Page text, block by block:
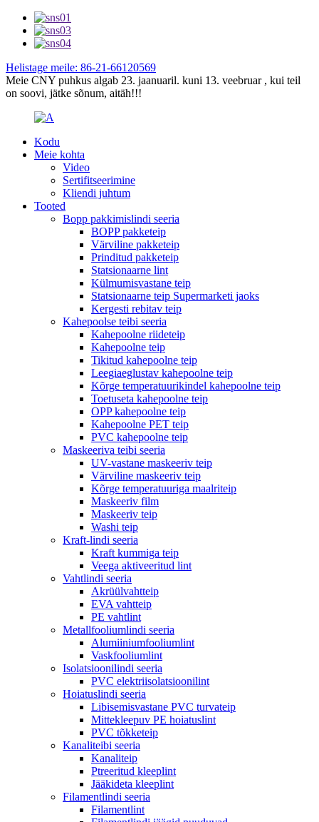
Helistage meile: 86-21-66120569
Meie CNY puhkus algab 23. jaanuaril. kuni 13. veebruar , kui teil
on soovi, jätke sõnum, aitäh!!!
Kodu
Meie kohta
Video
Sertifitseerimine
Kliendi juhtum
Tooted
Bopp pakkimislindi seeria
BOPP pakketeip
Värviline pakketeip
Prinditud pakketeip
Statsionaarne lint
Külmumisvastane teip
Statsionaarne teip Supermarketi jaoks
Kergesti rebitav teip
Kahepoolse teibi seeria
Kahepoolne riideteip
Kahepoolne teip
Tikitud kahepoolne teip
Leegiaeglustav kahepoolne teip
Kõrge temperatuurikindel kahepoolne teip
Toetuseta kahepoolne teip
OPP kahepoolne teip
Kahepoolne PET teip
PVC kahepoolne teip
Maskeeriva teibi seeria
UV-vastane maskeeriv teip
Värviline maskeeriv teip
Kõrge temperatuuriga maalriteip
Maskeeriv film
Maskeeriv teip
Washi teip
Kraft-lindi seeria
Kraft kummiga teip
Veega aktiveeritud lint
Vahtlindi seeria
Akrüülvahtteip
EVA vahtteip
PE vahtlint
Metallfooliumlindi seeria
Alumiiniumfooliumlint
Vaskfooliumlint
Isolatsioonilindi seeria
PVC elektriisolatsioonilint
Hoiatuslindi seeria
Libisemisvastane PVC turvateip
Mittekleepuv PE hoiatuslint
PVC tõkketeip
Kanaliteibi seeria
Kanaliteip
Ptreeritud kleeplint
Jääkideta kleeplint
Filamentlindi seeria
Filamentlint